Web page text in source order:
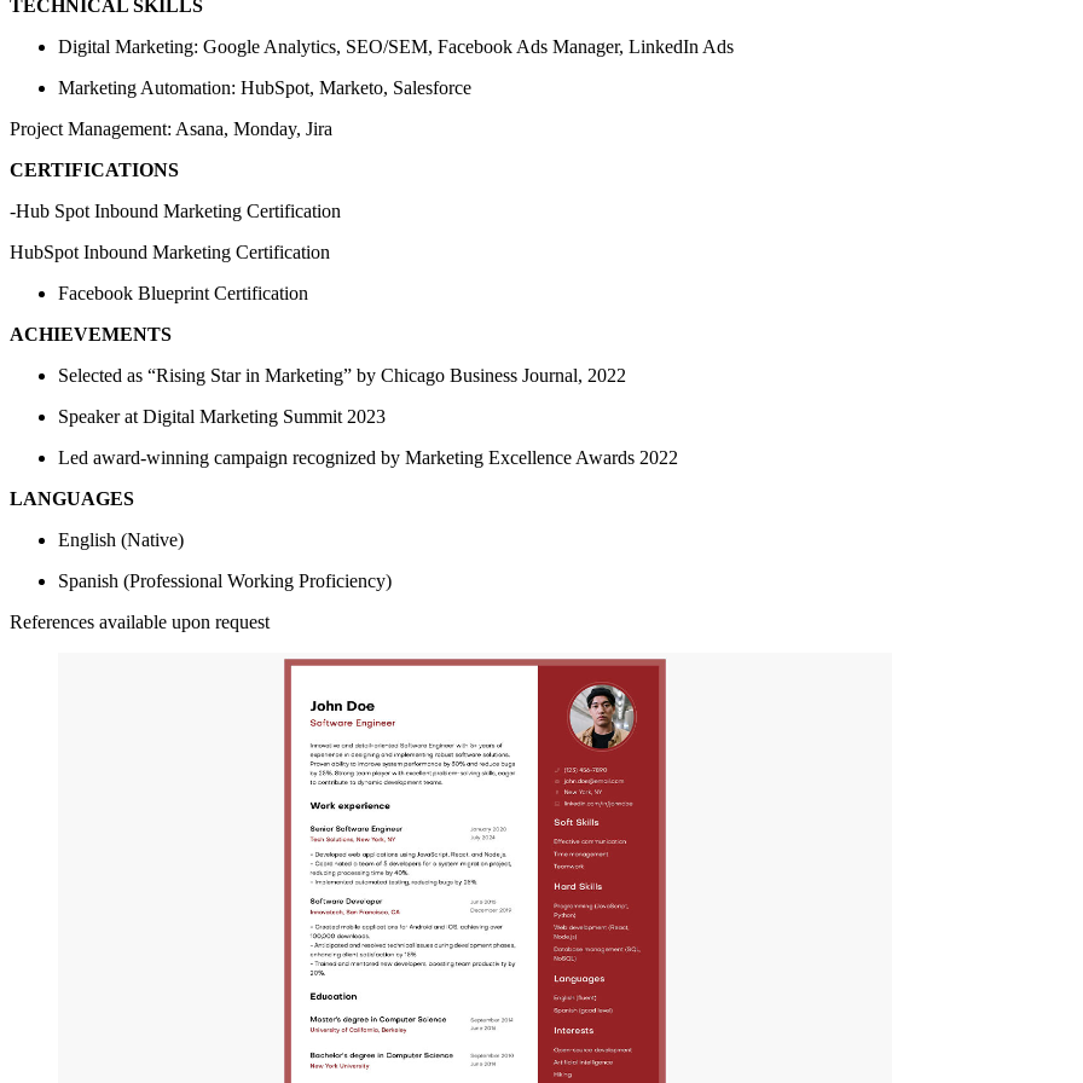
TECHNICAL SKILLS
Digital Marketing: Google Analytics, SEO/SEM, Facebook Ads Manager, LinkedIn Ads
Marketing Automation: HubSpot, Marketo, Salesforce
Project Management: Asana, Monday, Jira
CERTIFICATIONS
-Hub Spot Inbound Marketing Certification
HubSpot Inbound Marketing Certification
Facebook Blueprint Certification
ACHIEVEMENTS
Selected as “Rising Star in Marketing” by Chicago Business Journal, 2022
Speaker at Digital Marketing Summit 2023
Led award-winning campaign recognized by Marketing Excellence Awards 2022
LANGUAGES
English (Native)
Spanish (Professional Working Proficiency)
References available upon request